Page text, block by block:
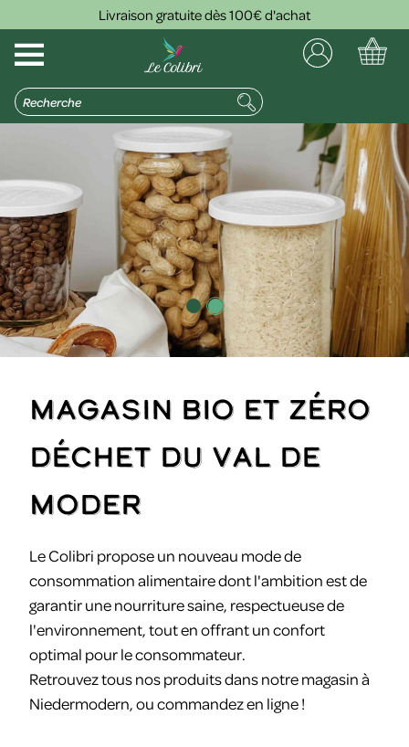
Livraison gratuite dès 100€ d'achat
Magasin bio et zéro
déchet du Val de
Moder
Le Colibri propose un nouveau mode de
consommation alimentaire dont l'ambition est de
garantir une nourriture saine, respectueuse de
l'environnement, tout en offrant un confort
optimal pour le consommateur.
Retrouvez tous nos produits dans notre magasin à
Niedermodern, ou commandez en ligne !